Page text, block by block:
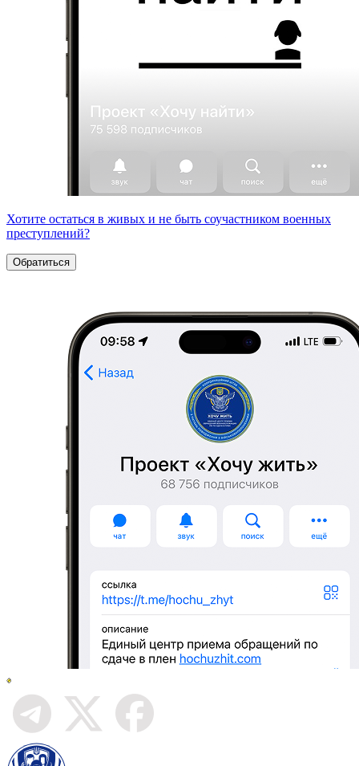
Хотите остаться в живых и не быть соучастником военных
преступлений?
Обратиться